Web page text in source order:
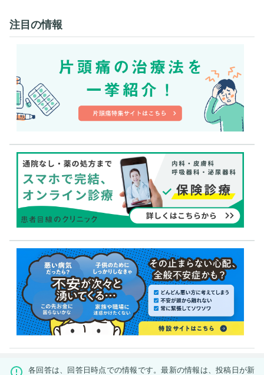
注目の情報
各回答は、回答日時点での情報です。最新の情報は、投稿日が新